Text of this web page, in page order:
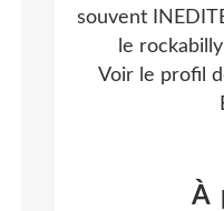
souvent
le
Voir le profil
À